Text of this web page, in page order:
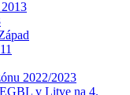
2022/2023
v Litve na 4.